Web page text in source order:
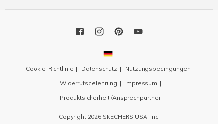
Cookie-Richtlinie Datenschutz
Nutzungsbedingungen
Widerrufsbelehrung
Impressum
Produktsicherheit /Ansprechpartner
Copyright 2026 SKECHERS USA, Inc.